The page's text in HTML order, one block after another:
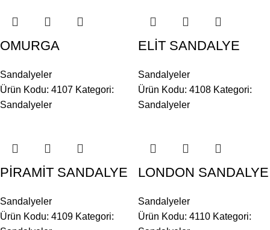
OMURGA
Sandalyeler
Ürün Kodu: 4107 Kategori:
Sandalyeler
ELİT SANDALYE
Sandalyeler
Ürün Kodu: 4108 Kategori:
Sandalyeler
PİRAMİT SANDALYE
Sandalyeler
Ürün Kodu: 4109 Kategori:
LONDON SANDALYE
Sandalyeler
Ürün Kodu: 4110 Kategori: